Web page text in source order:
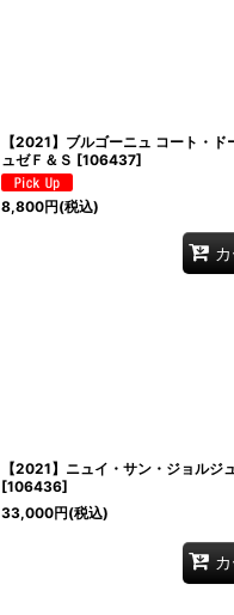
【2021】ブルゴーニュ コート・
ュゼＦ＆Ｓ [106437]
8,800円(税込)
【2021】ニュイ・サン・ジョル
[106436]
33,000円(税込)